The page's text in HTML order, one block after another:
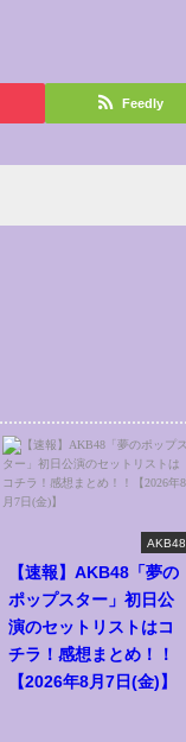
Feedly
AKB48
【速報】AKB48「夢の
ポップスター」初日公
演のセットリストはコ
チラ！感想まとめ！！
【2026年8月7日(金)】